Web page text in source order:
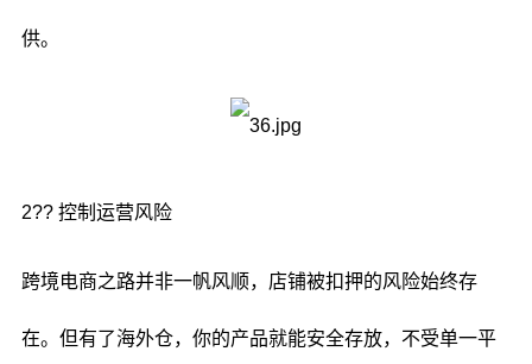
供。
2?? 控制运营风险
跨境电商之路并非一帆风顺，店铺被扣押的风险始终存
在。但有了海外仓，你的产品就能安全存放，不受单一平